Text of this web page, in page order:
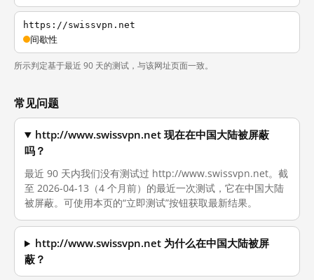
https://swissvpn.net
间歇性
所示判定基于最近 90 天的测试，与该网址页面一致。
常见问题
http://www.swissvpn.net 现在在中国大陆被屏蔽
吗？
最近 90 天内我们没有测试过 http://www.swissvpn.net。截
至 2026-04-13（4 个月前）的最近一次测试，它在中国大陆
被屏蔽。可使用本页的“立即测试”按钮获取最新结果。
http://www.swissvpn.net 为什么在中国大陆被屏
蔽？